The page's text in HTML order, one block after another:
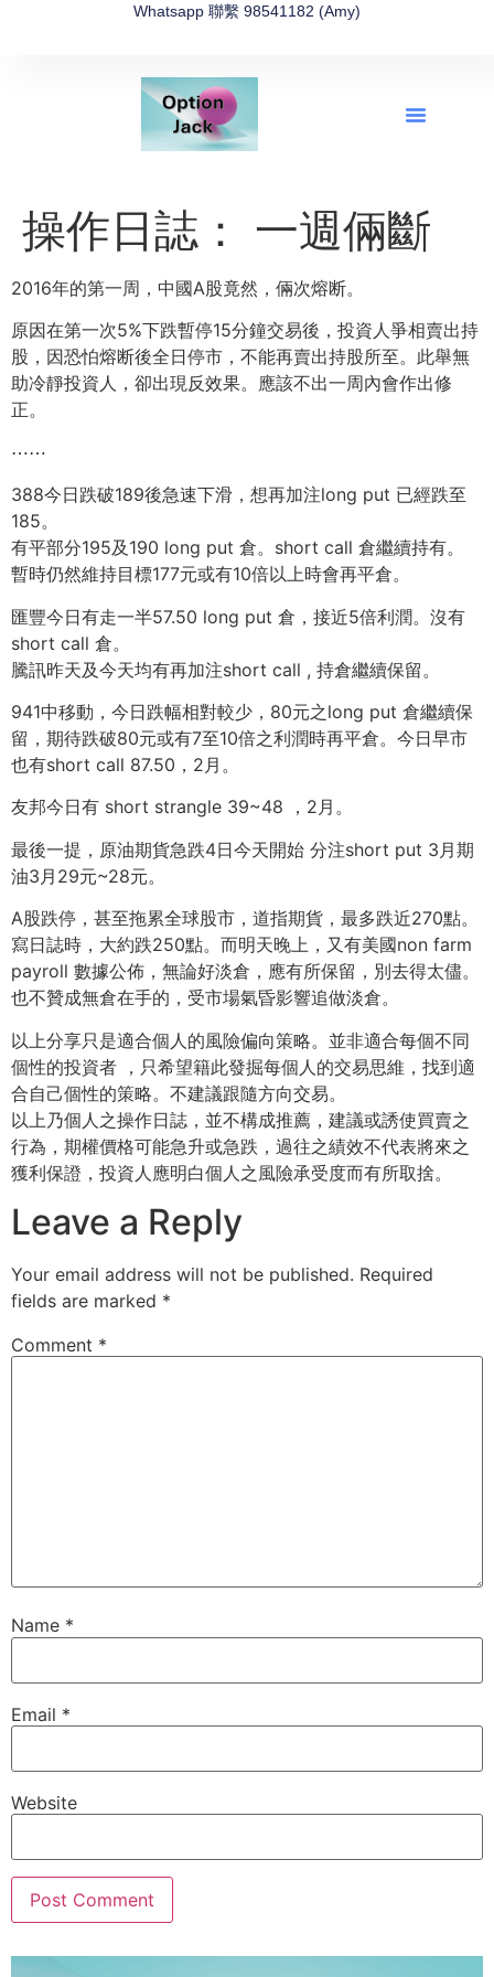
Whatsapp 聯繫 98541182 (Amy)
操作日誌： 一週倆斷
2016年的第一周，中國A股竟然，倆次熔断。
原因在第一次5%下跌暫停15分鐘交易後，投資人爭相賣出持
股，因恐怕熔断後全日停市，不能再賣出持股所至。此舉無
助冷靜投資人，卻出現反效果。應該不出一周內會作出修
正。
⋯⋯
388今日跌破189後急速下滑，想再加注long put 已經跌至
185。
有平部分195及190 long put 倉。short call 倉繼續持有。
暫時仍然維持目標177元或有10倍以上時會再平倉。
匯豐今日有走一半57.50 long put 倉，接近5倍利潤。沒有
short call 倉。
騰訊昨天及今天均有再加注short call , 持倉繼續保留。
941中移動，今日跌幅相對較少，80元之long put 倉繼續保
留，期待跌破80元或有7至10倍之利潤時再平倉。今日早市
也有short call 87.50，2月。
友邦今日有 short strangle 39~48 ，2月。
最後一提，原油期貨急跌4日今天開始 分注short put 3月期
油3月29元~28元。
A股跌停，甚至拖累全球股市，道指期貨，最多跌近270點。
寫日誌時，大約跌250點。而明天晚上，又有美國non farm
payroll 數據公佈，無論好淡倉，應有所保留，別去得太儘。
也不贊成無倉在手的，受市場氣昏影響追做淡倉。
以上分享只是適合個人的風險偏向策略。並非適合每個不同
個性的投資者 ，只希望籍此發掘每個人的交易思維，找到適
合自己個性的策略。不建議跟隨方向交易。
以上乃個人之操作日誌，並不構成推薦，建議或誘使買賣之
行為，期權價格可能急升或急跌，過往之績效不代表將來之
獲利保證，投資人應明白個人之風險承受度而有所取捨。
Leave a Reply
Your email address will not be published. Required
fields are marked *
Comment *
Name *
Email *
Website